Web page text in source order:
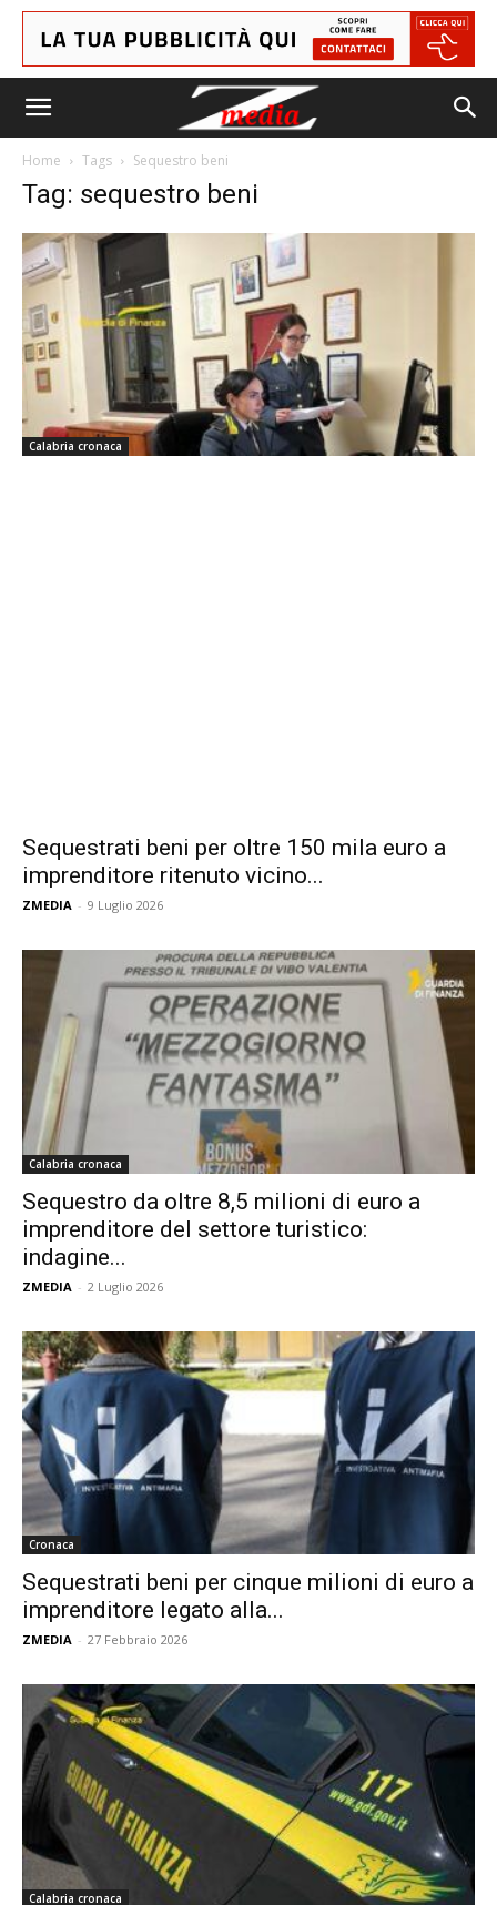
Home Tags Sequestro beni
Tag: sequestro beni
Calabria cronaca
Sequestrati beni per oltre 150 mila euro a
imprenditore ritenuto vicino...
ZMEDIA - 9 Luglio 2026
Calabria cronaca
Sequestro da oltre 8,5 milioni di euro a
imprenditore del settore turistico:
indagine...
ZMEDIA - 2 Luglio 2026
Cronaca
Sequestrati beni per cinque milioni di euro a
imprenditore legato alla...
ZMEDIA - 27 Febbraio 2026
Calabria cronaca